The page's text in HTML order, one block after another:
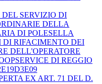
SERVIZIO DI
DELLA
DI POLESELLA
DI RIFACIMENTO DEI
DELL'OPERATORE
DI REGGIO
EX ART. 71 DEL D.